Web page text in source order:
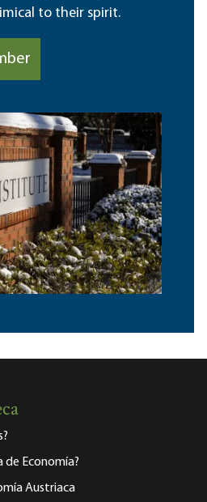
to their spirit.
de Economía?
Austriaca